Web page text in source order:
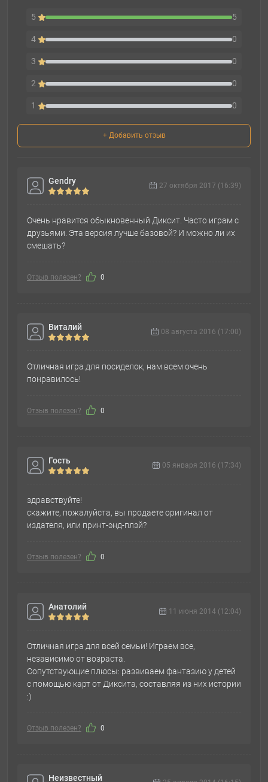
5 5
4 0
3 0
2 0
1 0
+ Добавить отзыв
Gendry 27 октября 2017 (16:39)
Очень нравится обыкновенный Диксит. Часто играм с
друзьями. Эта версия лучше базовой? И можно ли их
смешать?
Отзыв полезен? 0
Виталий 08 августа 2016 (17:00)
Отличная игра для посиделок, нам всем очень
понравилось!
Отзыв полезен? 0
Гость 05 января 2016 (17:34)
здравствуйте!
скажите, пожалуйста, вы продаете оригинал от
издателя, или принт-энд-плэй?
Отзыв полезен? 0
Анатолий 11 июня 2014 (12:04)
Отличная игра для всей семьи! Играем все,
независимо от возраста.
Сопутствующие плюсы: развиваем фантазию у детей
с помощью карт от Диксита, составляя из них истории
:)
Отзыв полезен? 0
Неизвестный